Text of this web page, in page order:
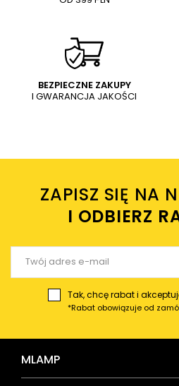
Dodaj własne zdjęcie produktu:
Twoje imię
Twój email
BEZPIECZNE ZAKUPY
I GWARANCJA JAKOŚCI
ZAPISZ SIĘ NA
I ODBIERZ
Tak, chcę rabat i
*Rabat obowiązuje od
MLAMP